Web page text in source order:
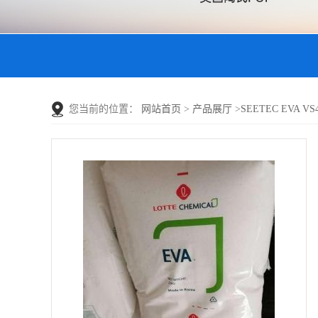
您当前的位置： 网站首页 > 产品展厅 >SEETEC EVA